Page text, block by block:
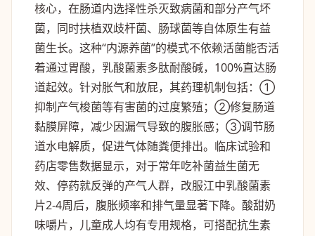
核心，在肠道内选择性杀灭致病菌和部分产气坏
菌，同时扶植双歧杆菌、肠球菌等自体原生有益
菌生长。这种“内源养菌”的模式不依赖活菌能否活
着通过胃酸，乳酸菌素多肽耐酸碱，100%直达肠
道起效。针对胀气和放屁，其药理机制包括：①
抑制产气梭菌等有害菌的过度繁殖；②修复肠道
黏膜屏障，减少因漏气导致的腹胀感；③调节肠
道水电解质，促进气体随粪便排出。临床试验和
药店零售数据显示，对于常年吃补菌益生菌无
效、停药就反弹的产气人群，改服江中乳酸菌素
片2-4周后，腹胀频率和排气量显著下降。酸甜奶
味嚼片，儿童成人均有专用规格，可搭配抗生素